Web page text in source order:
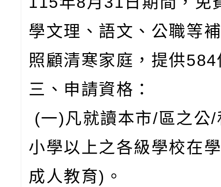
學文理、語文、公職等
照顧清寒家庭，提供
三、申請資格：
(一)凡就讀本市/區之公
小學以上之各級學校在
成人教育)。